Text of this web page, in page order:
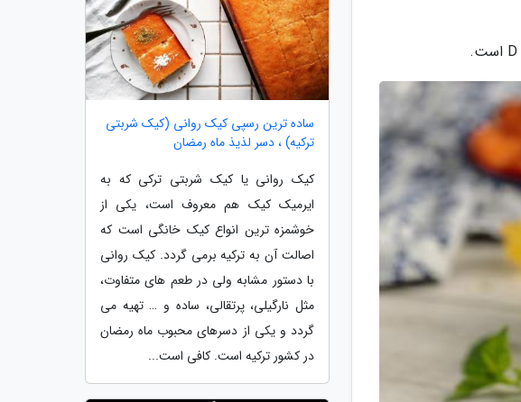
ساده ترین رسپی کیک روانی (کیک شربتی
ترکیه) ، دسر لذیذ ماه رمضان
کیک روانی یا کیک شربتی ترکی که به
ایرمیک کیک هم معروف است، یکی از
خوشمزه ترین انواع کیک خانگی است که
اصالت آن به ترکیه برمی گردد. کیک روانی
با دستور مشابه ولی در طعم های متفاوت،
مثل نارگیلی، پرتقالی، ساده و … تهیه می
گردد و یکی از دسرهای محبوب ماه رمضان
در کشور ترکیه است. کافی است...